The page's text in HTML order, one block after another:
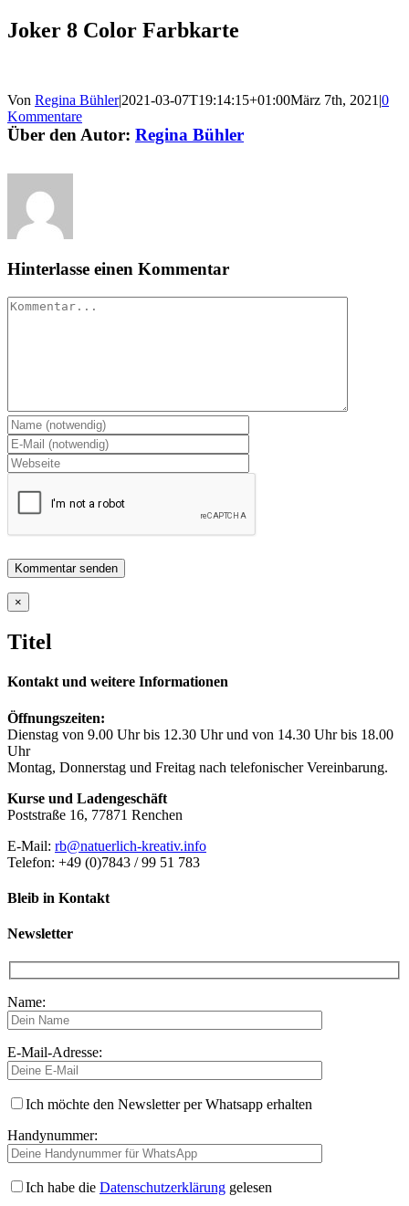
Joker 8 Color Farbkarte
Von Regina Bühler|2021-03-07T19:14:15+01:00März 7th, 2021 |0
Kommentare
Über den Autor: Regina Bühler
Hinterlasse einen Kommentar
Kommentar
Close
product
view
×
Titel
Kontakt und weitere Informationen
Öffnungszeiten:
Dienstag von 9.00 Uhr bis 12.30 Uhr und von 14.30 Uhr bis 18.00
Uhr
Montag, Donnerstag und Freitag nach telefonischer Vereinbarung.
Kurse und Ladengeschäft
Poststraße 16, 77871 Renchen
E-Mail: rb@natuerlich-kreativ.info
Telefon: +49 (0)7843 / 99 51 783
Bleib in Kontakt
Newsletter
Name:
E-Mail-Adresse:
Ich möchte den Newsletter per Whatsapp erhalten
Handynummer:
Ich habe die Datenschutzerklärung gelesen